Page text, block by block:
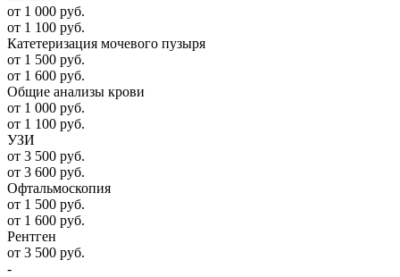
от 1 000 руб.
от 1 100 руб.
Катетеризация мочевого пузыря
от 1 500 руб.
от 1 600 руб.
Общие анализы крови
от 1 000 руб.
от 1 100 руб.
УЗИ
от 3 500 руб.
от 3 600 руб.
Офтальмоскопия
от 1 500 руб.
от 1 600 руб.
Рентген
от 3 500 руб.
-